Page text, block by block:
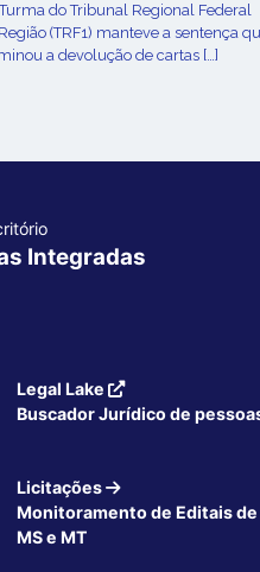
Turma do Tribunal Regional Federal
(TRF1) manteve a sentença
a devolução de cartas […]
Integradas
Legal Lake
Buscador Jurídico de
Licitações
Monitoramento de Editais
MS e MT